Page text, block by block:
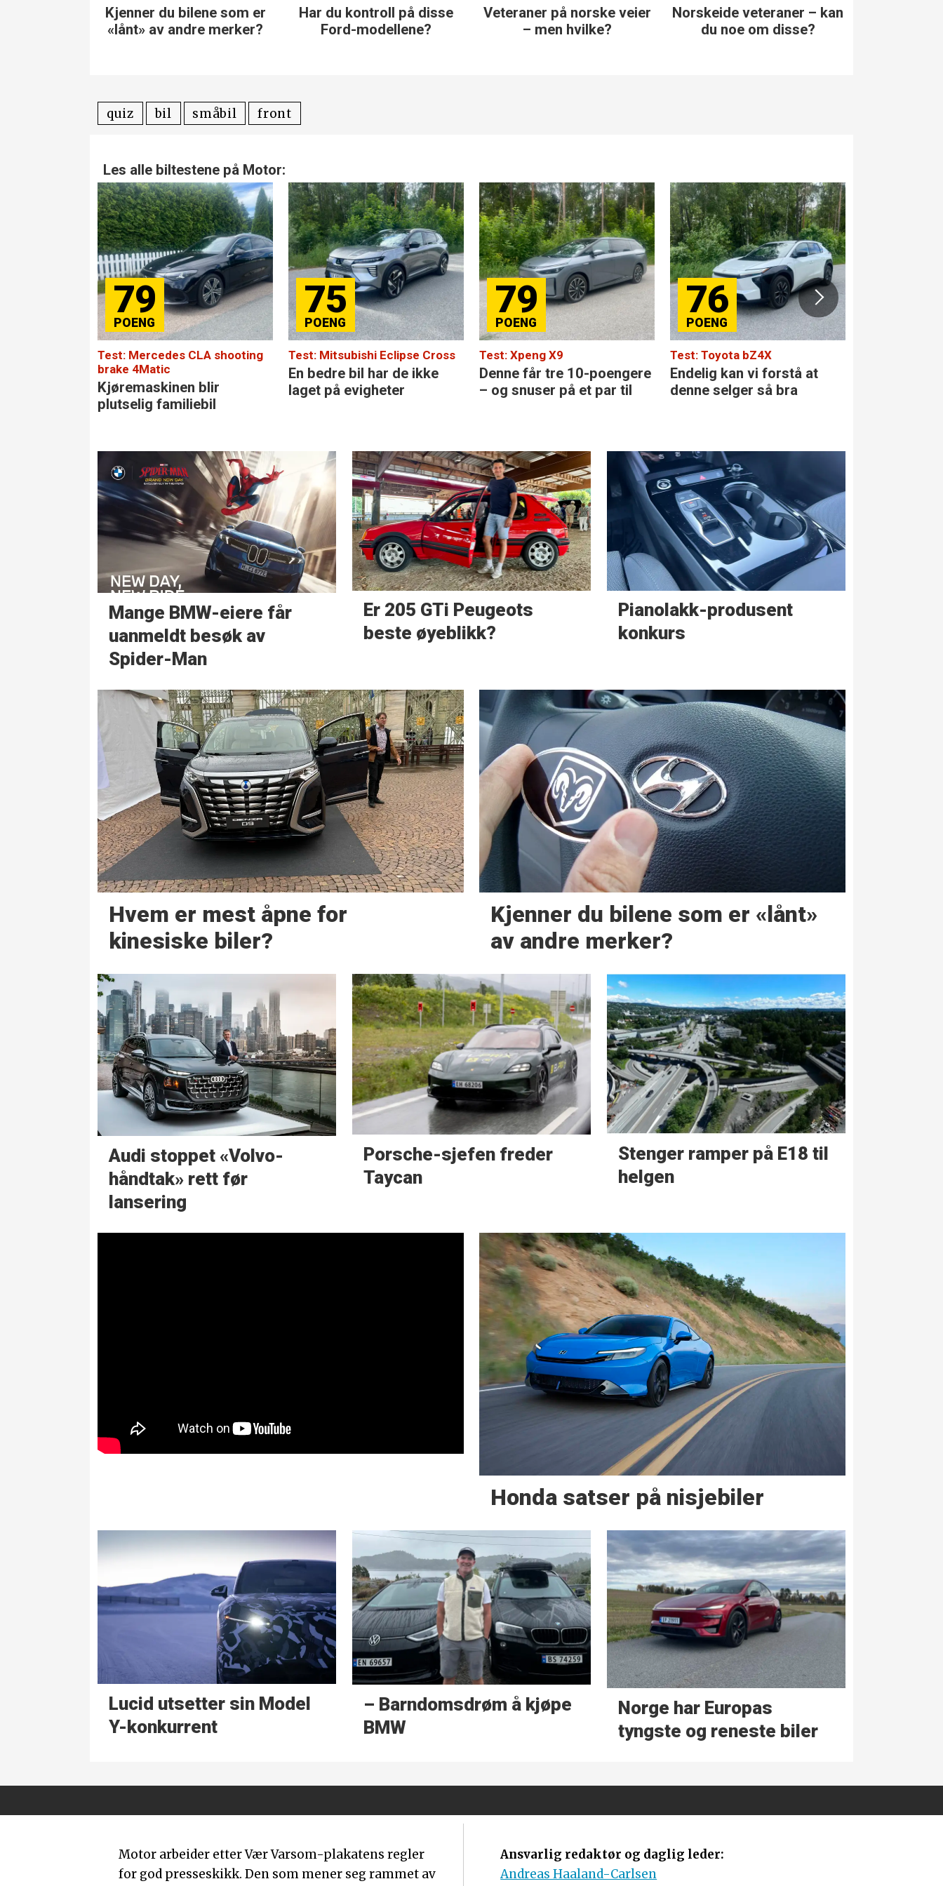
Har du kontroll på disse
Ford-modellene?
Veteraner på norske veier
– men hvilke?
Norskeide veteraner – kan
du noe om disse?
Vet du noe om disse
norskeide veteranene?
quiz bil småbil front
Les alle biltestene på Motor:
79
Test: Mercedes CLA shooting
brake 4Matic
Kjøremaskinen blir
plutselig familiebil
75
Test: Mitsubishi Eclipse Cross
En bedre bil har de ikke
laget på evigheter
79
Test: Xpeng X9
Denne får tre 10-poengere
– og snuser på et par til
76
Test: Toyota bZ4X
Endelig kan vi forstå at
denne selger så bra
Mange BMW-eiere får
uanmeldt besøk av
Spider-Man
Er 205 GTi Peugeots
beste øyeblikk?
Pianolakk-produsent
konkurs
Hvem er mest åpne for
kinesiske biler?
Kjenner du bilene som er «lånt»
av andre merker?
Audi stoppet «Volvo-
håndtak» rett før
lansering
Porsche-sjefen freder
Taycan
Stenger ramper på E18 til
helgen
Honda satser på nisjebiler
Lucid utsetter sin Model
Y-konkurrent
– Barndoms­drøm å kjøpe
BMW
Norge har Europas
tyngste og reneste biler
Motor arbeider etter Vær Varsom-plakatens regler
for god presseskikk. Den som mener seg rammet av
Ansvarlig redaktør og daglig leder:
Andreas Haaland-Carlsen